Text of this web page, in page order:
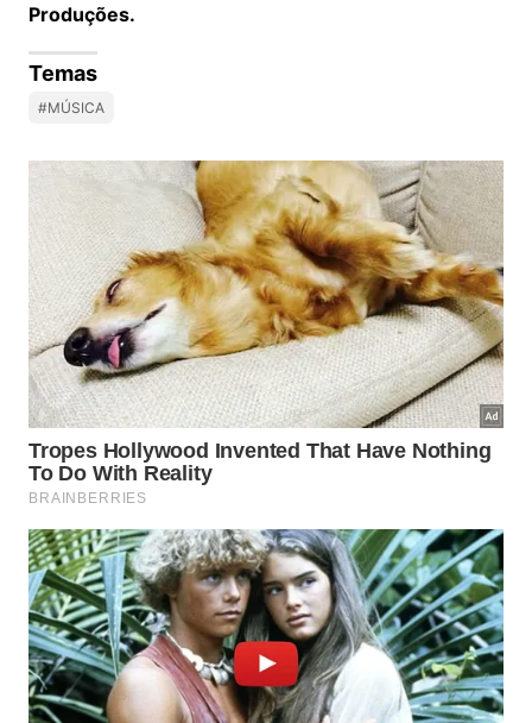
Produções.
Temas
#MÚSICA